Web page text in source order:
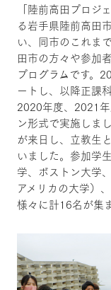
「陸前高田プロジ
る岩手県陸前高田
い、同市のこれま
田市の方々や参加
プログラムです。
ートし、以降正課
2020年度、2021
ン形式で実施しま
が来日し、立教生
いました。参加学
学、ボストン大学
アメリカの大学）
様々に計16名が集